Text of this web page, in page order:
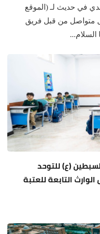
في حديث لـ (الموقع
متواصل من قبل فريق
السلام...
(ع) للتوحد
التابعة للعتبة